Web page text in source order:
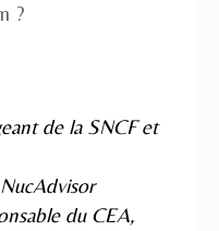
?
de la SNCF et
du CEA,